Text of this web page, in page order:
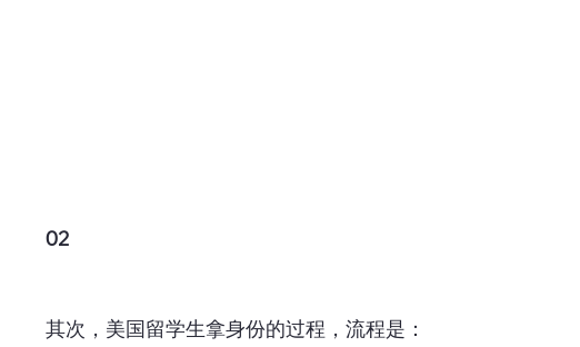
02
其次，美国留学生拿身份的过程，流程是：